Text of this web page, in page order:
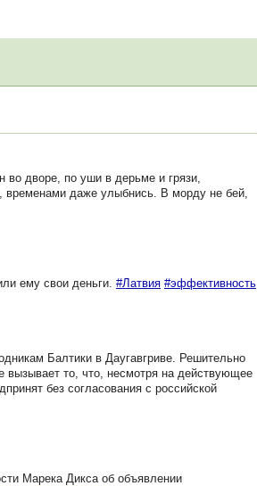
во дворе, по уши в дерьме и грязи,
временами даже улыбнись. В морду не бей,
ему свои деньги. #Латвия #эффективность
Балтики в Даугавгриве. Решительно
вызывает то, что, несмотря на действующее
без согласования с российской
Марека Дикcа об объявлении